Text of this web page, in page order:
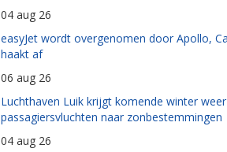
04 aug 26
easyJet wordt overgenomen door Apollo,
haakt af
06 aug 26
Luchthaven Luik krijgt komende winter weer
passagiersvluchten naar zonbestemmingen
04 aug 26